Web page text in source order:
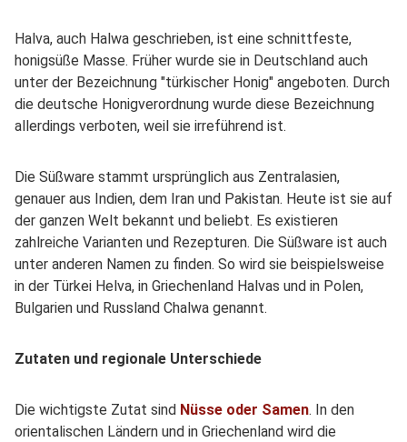
Halva, auch Halwa geschrieben, ist eine schnittfeste,
honigsüße Masse. Früher wurde sie in Deutschland auch
unter der Bezeichnung "türkischer Honig" angeboten. Durch
die deutsche Honigverordnung wurde diese Bezeichnung
allerdings verboten, weil sie irreführend ist.
Die Süßware stammt ursprünglich aus Zentralasien,
genauer aus Indien, dem Iran und Pakistan. Heute ist sie auf
der ganzen Welt bekannt und beliebt. Es existieren
zahlreiche Varianten und Rezepturen. Die Süßware ist auch
unter anderen Namen zu finden. So wird sie beispielsweise
in der Türkei Helva, in Griechenland Halvas und in Polen,
Bulgarien und Russland Chalwa genannt.
Zutaten und regionale Unterschiede
Die wichtigste Zutat sind Nüsse oder Samen. In den
orientalischen Ländern und in Griechenland wird die